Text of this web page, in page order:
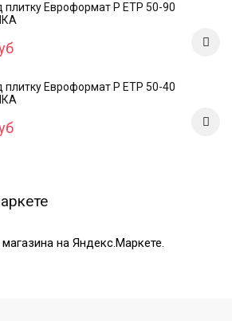
плитку Евроформат Р ЕТР 50-90
плитку Евроформат Р ЕТР 50-40